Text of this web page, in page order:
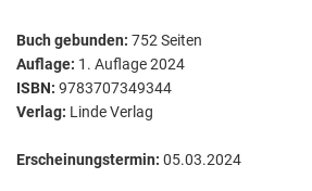
Buch gebunden: 752 Seiten
Auflage: 1. Auflage 2024
ISBN: 9783707349344
Verlag: Linde Verlag
Erscheinungstermin: 05.03.2024